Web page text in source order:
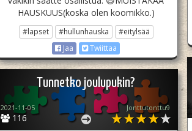
HAUSKUUS(koska olen koomikko.)
#lapset #hullunhauska
#eitylsää
Jaa
Twiittaa
Tunnetko joulupukin?
116
2021-11-05 Jonttutonttu9